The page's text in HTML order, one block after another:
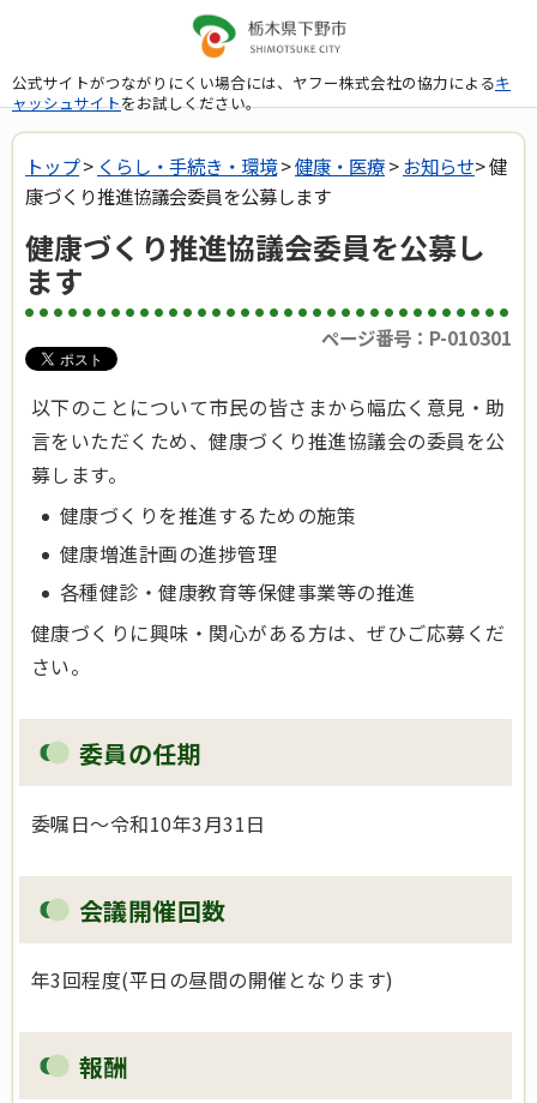
公式サイトがつながりにくい場合には、ヤフー株式会社の協力によるキ
ャッシュサイトをお試しください。
トップ> くらし・手続き・環境>健康・医療>お知らせ> 健
康づくり推進協議会委員を公募します
健康づくり推進協議会委員を公募し
ます
ページ番号：P-010301
以下のことについて市民の皆さまから幅広く意見・助
言をいただくため、健康づくり推進協議会の委員を公
募します。
健康づくりを推進するための施策
健康増進計画の進捗管理
各種健診・健康教育等保健事業等の推進
健康づくりに興味・関心がある方は、ぜひご応募くだ
さい。
委員の任期
委嘱日～令和10年3月31日
会議開催回数
年3回程度(平日の昼間の開催となります)
報酬